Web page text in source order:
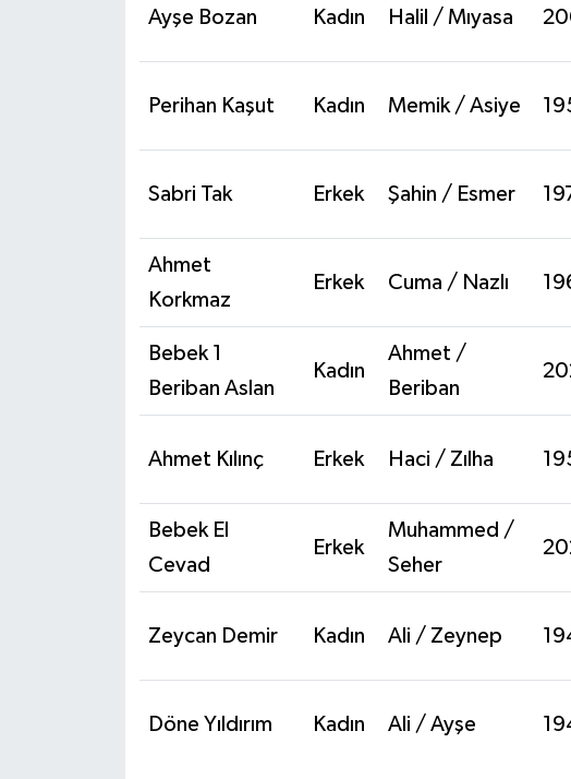
Ayşe Bozan Kadın Halil / Mıyasa
Perihan Kaşut Kadın Memik / Asiye
Sabri Tak Erkek Şahin / Esmer
Ahmet
Korkmaz
Erkek Cuma / Nazlı
Bebek 1
Beriban Aslan
Kadın
Ahmet /
Beriban
Ahmet Kılınç Erkek Haci / Zılha
Bebek El
Cevad
Erkek
Muhammed /
Seher
Zeycan Demir Kadın Ali / Zeynep
Döne Yıldırım Kadın Ali / Ayşe